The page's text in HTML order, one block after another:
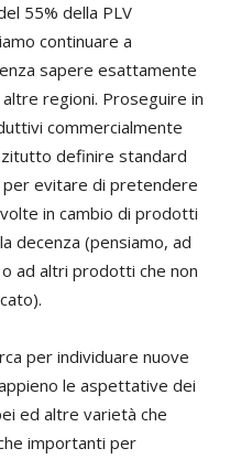
55% della PLV
continuare a
sapere esattamente
regioni. Proseguire in
commercialmente
definire standard
per evitare di pretendere
in cambio di prodotti
decenza (pensiamo, ad
ad altri prodotti che non
per individuare nuove
le aspettative dei
ed altre varietà che
importanti per